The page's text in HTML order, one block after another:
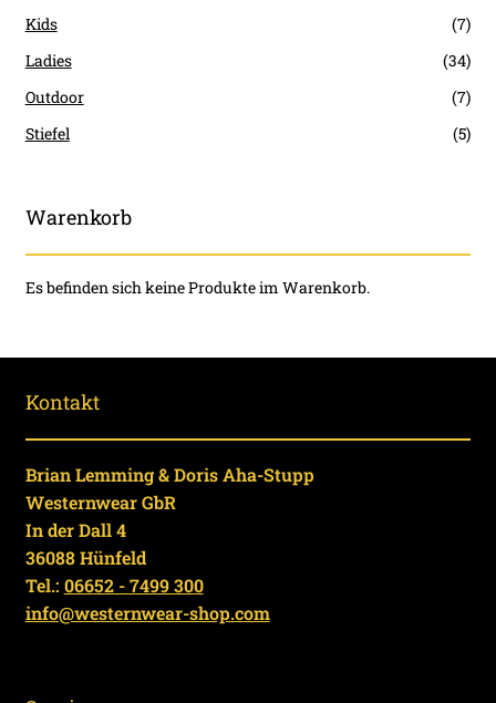
Kids
(7)
Ladies
(34)
Outdoor
(7)
Stiefel
(5)
Warenkorb
Es befinden sich keine Produkte im Warenkorb.
Kontakt
Brian Lemming & Doris Aha-Stupp
Westernwear GbR
In der Dall 4
36088 Hünfeld
Tel.: 06652 - 7499 300
info@westernwear-shop.com